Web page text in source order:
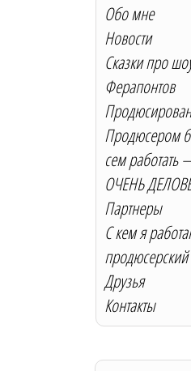
Обо мне
Новости
Сказки про
Ферапонтов
Продюсером
сем
ОЧЕНЬ
Партнеры
С кем я
продюсерский
Друзья
Контакты